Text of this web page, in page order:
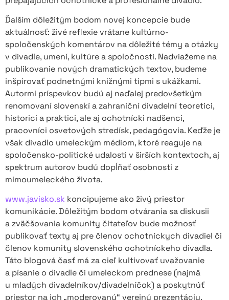
Ďalším dôležitým bodom novej koncepcie bude
aktuálnosť: živé reflexie vrátane kultúrno-
spoločenských komentárov na dôležité témy a otázky
v divadle, umení, kultúre a spoločnosti. Nadviažeme na
publikovanie nových dramatických textov, budeme
inšpirovať podnetnými knižnými tipmi s ukážkami.
Autormi príspevkov budú aj naďalej predovšetkým
renomovaní slovenskí a zahraniční divadelní teoretici,
historici a praktici, ale aj ochotnícki nadšenci,
pracovníci osvetových stredísk, pedagógovia. Keďže je
však divadlo umeleckým médiom, ktoré reaguje na
spoločensko-politické udalosti v širších kontextoch, aj
spektrum autorov budú dopĺňať osobnosti z
mimoumeleckého života.
www.javisko.sk koncipujeme ako živý priestor
komunikácie. Dôležitým bodom otvárania sa diskusii
a zväčšovania komunity čitateľov bude možnosť
publikovať texty aj pre členov ochotníckych divadiel či
členov komunity slovenského ochotníckeho divadla.
Táto blogová časť má za cieľ kultivovať uvažovanie
a písanie o divadle či umeleckom prednese (najmä
u mladých divadelníkov/divadelníčok) a poskytnúť
priestor na ich „moderovanú“ verejnú prezentáciu.